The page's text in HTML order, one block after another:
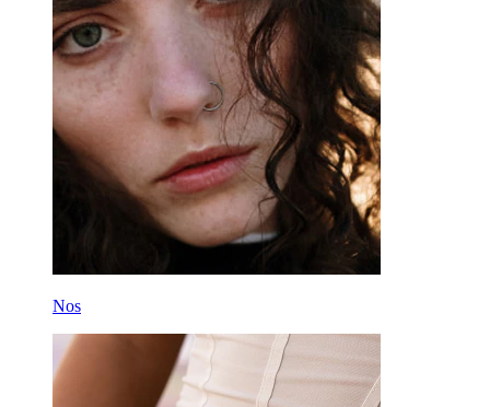
Nos
Daith
Podkova
Kroužek
Nástroje
Banánek
Ušní lalůček